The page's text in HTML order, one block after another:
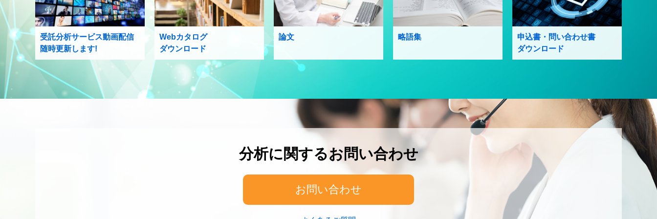
受託分析サービス動画配信
随時更新します!
Webカタログ
ダウンロード
論文 略語集
申込書・問い合わせ書
ダウンロード
分析に関するお問い合わせ
お問い合わせ